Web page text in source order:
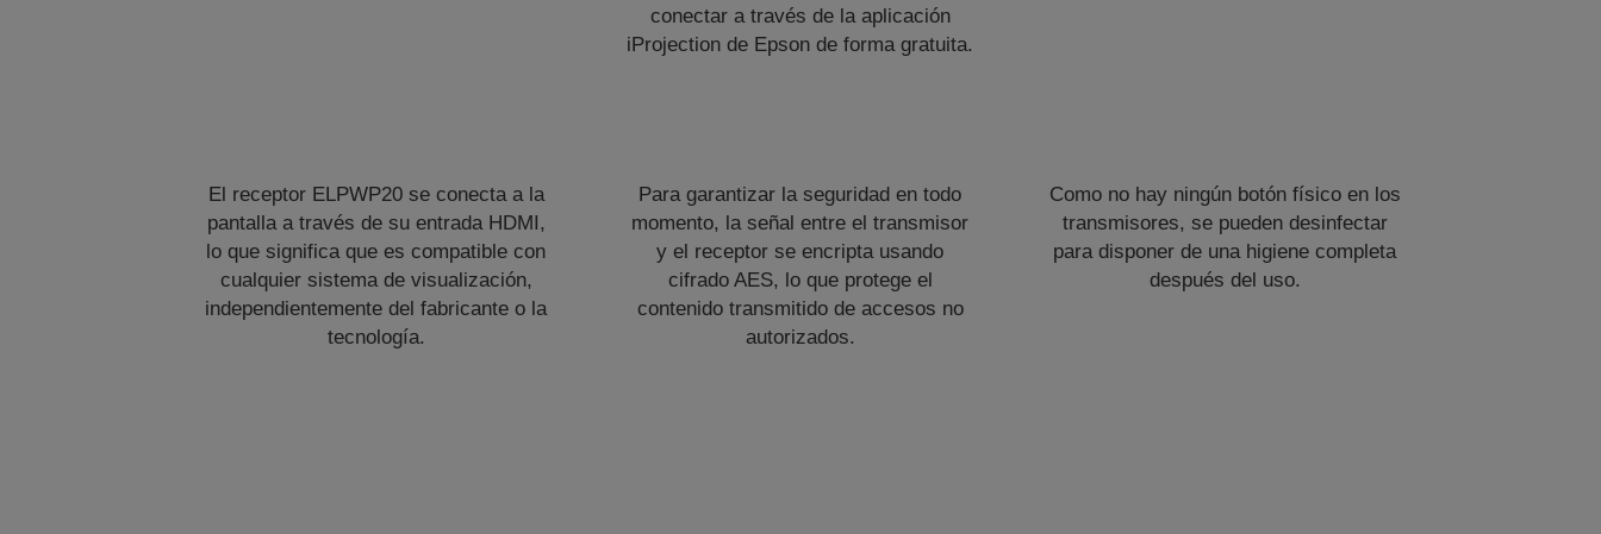
conectar a través de la aplicación
iProjection de Epson de forma gratuita.
El receptor ELPWP20 se conecta a la
pantalla a través de su entrada HDMI,
lo que significa que es compatible con
cualquier sistema de visualización,
independientemente del fabricante o la
tecnología.
Para garantizar la seguridad en todo
momento, la señal entre el transmisor
y el receptor se encripta usando
cifrado AES, lo que protege el
contenido transmitido de accesos no
autorizados.
Como no hay ningún botón físico en los
transmisores, se pueden desinfectar
para disponer de una higiene completa
después del uso.